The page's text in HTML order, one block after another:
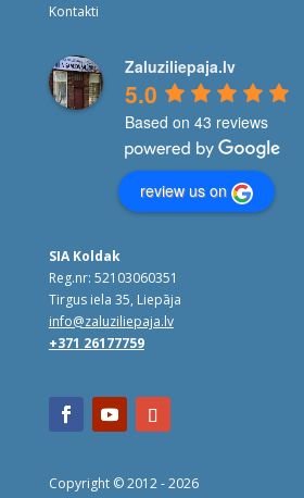
Kontakti
Zaluziliepaja.lv
5.0
Based on 43 reviews
review us on
SIA Koldak
Reg.nr: 52103060351
Tirgus iela 35, Liepāja
info@zaluziliepaja.lv
+371 26177759
Copyright © 2012 -2026